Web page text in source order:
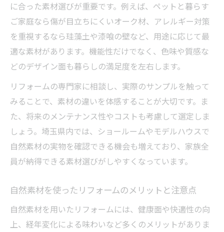
に合った素材選びが重要です。例えば、ペットと暮らす
ご家庭なら傷が目立ちにくいオーク材、アレルギー対策
を重視するなら珪藻土や漆喰の壁など、用途に応じて最
適な素材があります。機能性だけでなく、色味や質感な
どのデザイン面も暮らしの満足度を左右します。
リフォームの専門家に相談し、実際のサンプルを触って
みることで、素材の違いを体感することが大切です。ま
た、将来のメンテナンス性やコストも考慮して選定しま
しょう。埼玉県内では、ショールームやモデルハウスで
自然素材の実物を確認できる機会も増えており、家族全
員が納得できる素材選びがしやすくなっています。
自然素材を使ったリフォームのメリットと注意点
自然素材を用いたリフォームには、健康面や快適性の向
上、経年変化による味わいなど多くのメリットがありま